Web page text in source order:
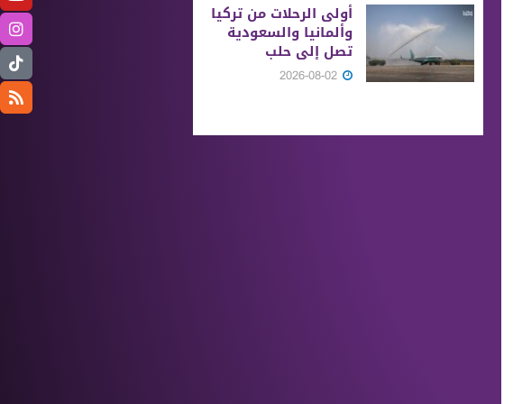
أولى الرحلات من ‏تركيا
وألمانيا والسعودية
تصل إلى حلب